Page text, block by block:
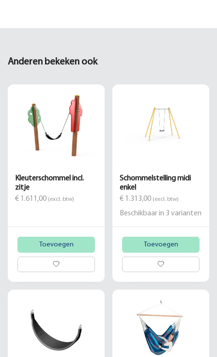
Anderen bekeken ook
Kleuterschommel incl.
zitje
€ 1.611,00 (excl. btw)
Toevoegen
Schommelstelling midi
enkel
€ 1.313,00 (excl. btw)
Beschikbaar in 3 varianten
Toevoegen